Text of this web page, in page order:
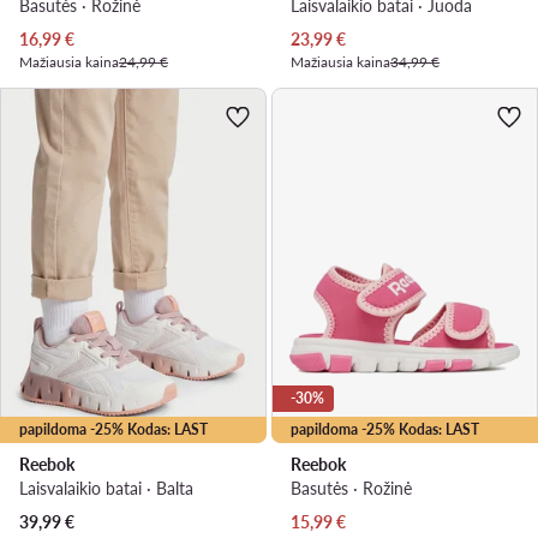
Basutės · Rožinė
Dabartinė kaina
16,99€
Mažiausia kaina24,99 €
Laisvalaikio batai · Juoda
Dabartinė kaina
23,99€
Mažiausia kaina34,99 €
papildoma -25% Kodas: LAST
Reebok
Laisvalaikio batai · Balta
39,99€
papildoma -25% Kodas: LAST
-30%
Reebok
Basutės · Rožinė
Dabartinė kaina
15,99€